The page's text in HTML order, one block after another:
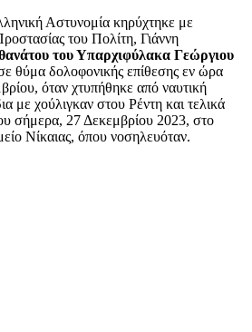
Αστυνομία κηρύχτηκε με
του Πολίτη, Γιάννη
του Υπαρχιφύλακα Γεώργιου
θύμα δολοφονικής επίθεσης εν ώρα
όταν χτυπήθηκε από ναυτική
με χούλιγκαν στου Ρέντη και τελικά
σήμερα, 27 Δεκεμβρίου 2023, στο
Νίκαιας, όπου νοσηλευόταν.